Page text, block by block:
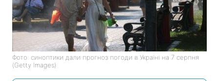
Фото: синоптики дали прогноз погоди в Україні на 7 серпня
(Getty Images)